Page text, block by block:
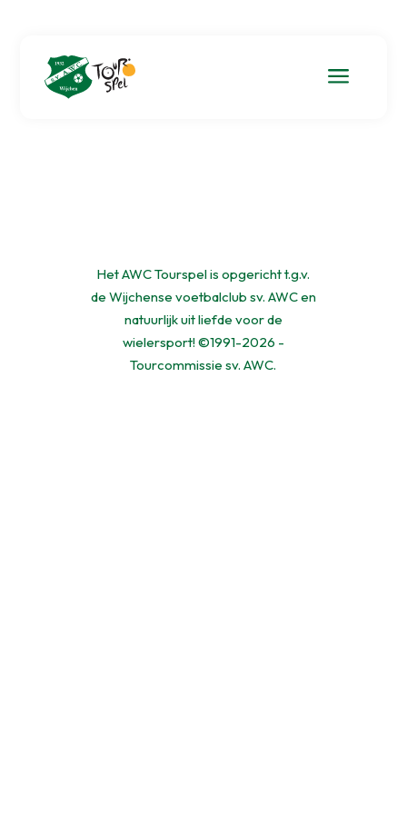
a
Het AWC Tourspel is opgericht t.g.v.
de Wijchense voetbalclub sv. AWC en
natuurlijk uit liefde voor de
wielersport! ©1991-2026 -
Tourcommissie sv. AWC.